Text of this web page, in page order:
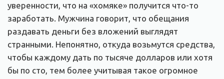
уверенности, что на «хомяке» получится что-то
заработать. Мужчина говорит, что обещания
раздавать деньги без вложений выглядят
странными. Непонятно, откуда возьмутся средства,
чтобы каждому дать по тысяче долларов или хотя
бы по сто, тем более учитывая такое огромное